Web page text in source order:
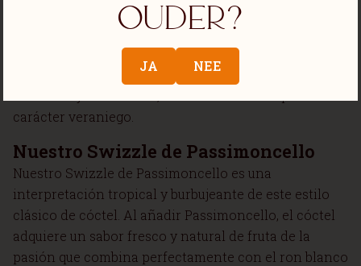
Queen’s Park Swizzle, que sentaron las bases de toda
una familia de cócteles refrescantes a base de ron.
Hoy en día, el Swizzle se utiliza en todo el mundo
como formato para experimentar con sabores
carácter veraniego.
Nuestro Swizzle de Passimoncello
Nuestro Swizzle de Passimoncello es una
interpretación tropical y burbujeante de este estilo
clásico de cóctel. Al añadir Passimoncello, el cóctel
adquiere un sabor fresco y natural de fruta de la
pasión que combina perfectamente con el ron blanco
ouder?
JA NEE